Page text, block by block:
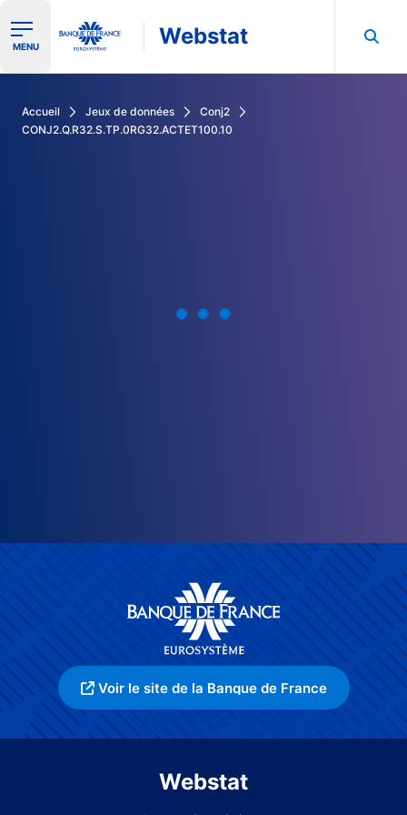
Ouvrir le menu de navigation
MENU Webstat
Accueil Jeux de données
Conj2
CONJ2.Q.R32.S.TP.0RG32.ACTET100.10
Voir le site de la Banque de France
Webstat